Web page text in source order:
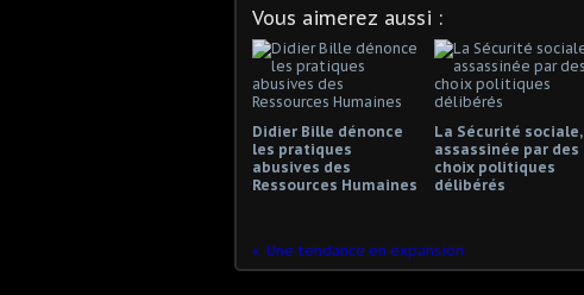
Vous aimerez aussi :
Didier Bille dénonce
les pratiques
abusives des
Ressources Humaines
La Sécurité sociale,
assassinée par des
choix politiques
délibérés
Une tendance en expansion